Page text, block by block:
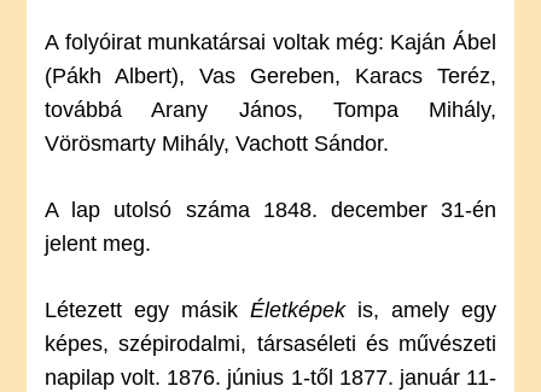
A folyóirat munkatársai voltak még: Kaján Ábel
(Pákh Albert), Vas Gereben, Karacs Teréz,
továbbá Arany János, Tompa Mihály,
Vörösmarty Mihály, Vachott Sándor.
A lap utolsó száma 1848. december 31-én
jelent meg.
Létezett egy másik Életképekis, amely egy
képes, szépirodalmi, társaséleti és művészeti
napilap volt. 1876. június 1-től 1877. január 11-